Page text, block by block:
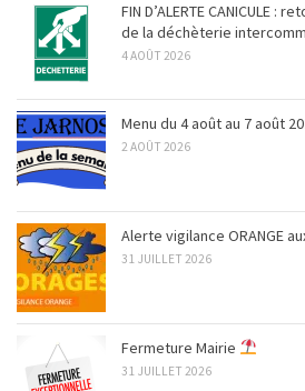
FIN D’ALERTE CANICULE :
de la déchèterie
4 AOÛT 2026
Menu du 4 août au 7 août
2 AOÛT 2026
Alerte vigilance ORANGE
31 JUILLET 2026
Fermeture Mairie
31 JUILLET 2026